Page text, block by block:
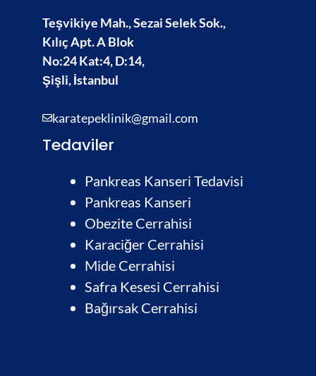
Teşvikiye Mah., Sezai Selek Sok.,
Kılıç Apt. A Blok
No:24 Kat:4, D:14,
Şişli, İstanbul
karatepeklinik@gmail.com
Tedaviler
Pankreas Kanseri Tedavisi
Pankreas Kanseri
Obezite Cerrahisi
Karaciğer Cerrahisi
Mide Cerrahisi
Safra Kesesi Cerrahisi
Bağırsak Cerrahisi